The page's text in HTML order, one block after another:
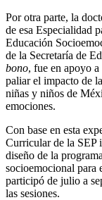
Por otra parte, la
de esa Especialidad
Educación
de la Secretaría de
bono, fue en apoyo
paliar el impacto de
niñas y niños de
emociones.
Con base en esta
Curricular de la SEP
diseño de la
socioemocional para
participó de julio a
las sesiones.